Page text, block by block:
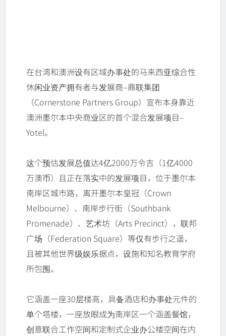
在台湾和澳洲设有区域办事处的马来西亚综合性
休闲业资产拥有者与发展商–鼎联集团
（Cornerstone Partners Group）宣布本身靠近
澳洲墨尔本中央商业区的首个混合发展项目–
Yotel。
这个预估发展总值达4亿2000万令吉（1亿4000
万澳币）且正在落实中的发展项目，位于墨尔本
南岸区城市路，离开墨尔本皇冠（Crown
Melbourne）、南岸步行街（Southbank
Promenade）、艺术坊（Arts Precinct），联邦
广场（Federation Square）等仅有步行之遥，
且被其他世界级娱乐据点，设施和知名教育学府
所包围。
它涵盖一座30层楼高，具备酒店和办事处元件的
单个塔楼，一座放眼成为南岸区一个涵盖餐馆，
创意联合工作空间和定制式企业办公楼空间在内